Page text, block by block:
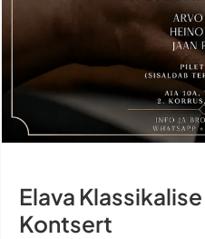
Elava
Kontsert